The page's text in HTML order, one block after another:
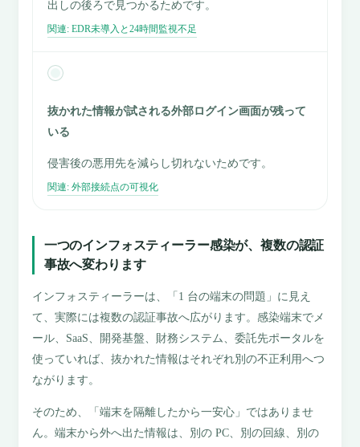
出しの後ろで見つかるためです。
関連: EDR未導入と24時間監視不足
抜かれた情報が試される外部ログイン画面が残って
いる
侵害後の悪用先を減らし切れないためです。
関連: 外部接続点の可視化
一つのインフォスティーラー感染が、複数の認証
事故へ変わります
インフォスティーラーは、「1 台の端末の問題」に見え
て、実際には複数の認証事故へ広がります。感染端末でメ
ール、SaaS、開発基盤、財務システム、委託先ポータルを
使っていれば、抜かれた情報はそれぞれ別の不正利用へつ
ながります。
そのため、「端末を隔離したから一安心」ではありませ
ん。端末から外へ出た情報は、別の PC、別の回線、別の